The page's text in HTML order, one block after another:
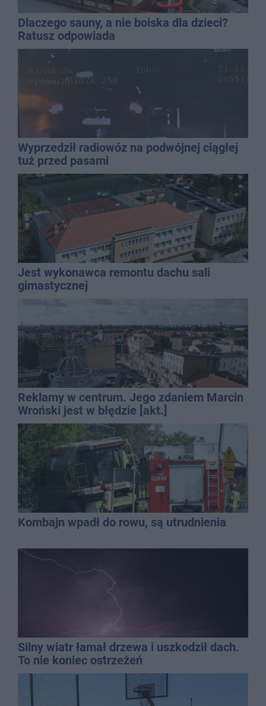
Dlaczego sauny, a nie boiska dla dzieci?
Ratusz odpowiada
Wyprzedził radiowóz na podwójnej ciągłej
tuż przed pasami
Jest wykonawca remontu dachu sali
gimastycznej
Reklamy w centrum. Jego zdaniem Marcin
Wroński jest w błędzie [akt.]
Kombajn wpadł do rowu, są utrudnienia
Silny wiatr łamał drzewa i uszkodził dach.
To nie koniec ostrzeżeń